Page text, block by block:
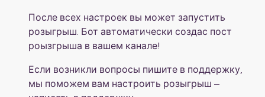
После всех настроек вы может запустить
розыгрыш. Бот автоматически создас пост
роызгрыша в вашем канале!
Если возникли вопросы пишите в поддержку,
мы поможем вам настроить розыгрыш –